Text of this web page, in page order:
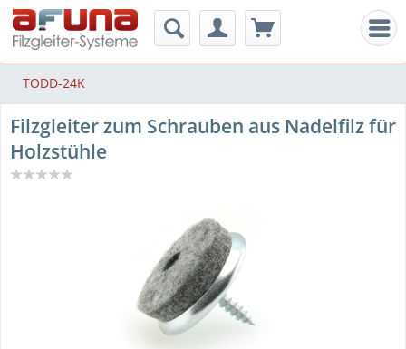
TODD-24K
Filzgleiter zum Schrauben aus Nadelfilz für
Holzstühle